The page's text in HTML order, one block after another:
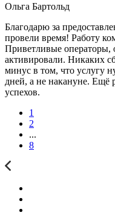
Ольга Бартольд
Благодарю за
провели время! Работу
Приветливые операторы,
активировали. Никаких
минус в том, что услугу
дней, а не накануне. Ещё
успехов.
1
2
...
8